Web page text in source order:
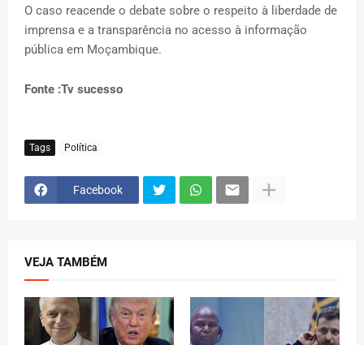
O caso reacende o debate sobre o respeito à liberdade de
imprensa e a transparência no acesso à informação
pública em Moçambique.
Fonte :Tv sucesso
Tags Política
Facebook
VEJA TAMBÉM